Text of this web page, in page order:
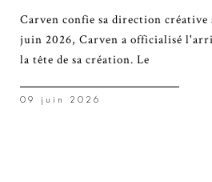
Carven confie sa direction créative
juin 2026, Carven a officialisé
la tête de sa création. Le
09 juin 2026